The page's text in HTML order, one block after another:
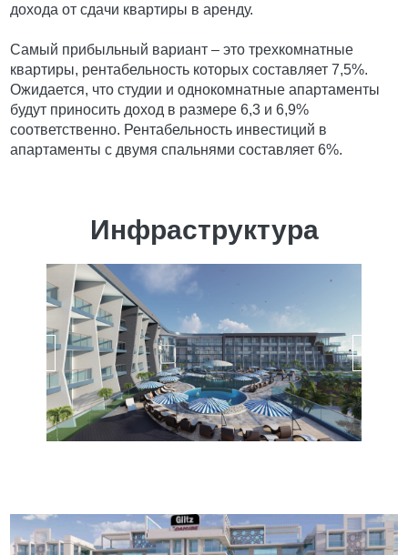
дохода от сдачи квартиры в аренду.
Самый прибыльный вариант – это трехкомнатные
квартиры, рентабельность которых составляет 7,5%.
Ожидается, что студии и однокомнатные апартаменты
будут приносить доход в размере 6,3 и 6,9%
соответственно. Рентабельность инвестиций в
апартаменты с двумя спальнями составляет 6%.
Инфраструктура